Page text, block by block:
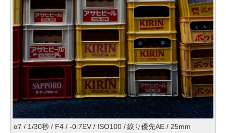
α7 / 1/30秒 / F4 / -0.7EV / ISO100 / 絞り優先AE / 25mm